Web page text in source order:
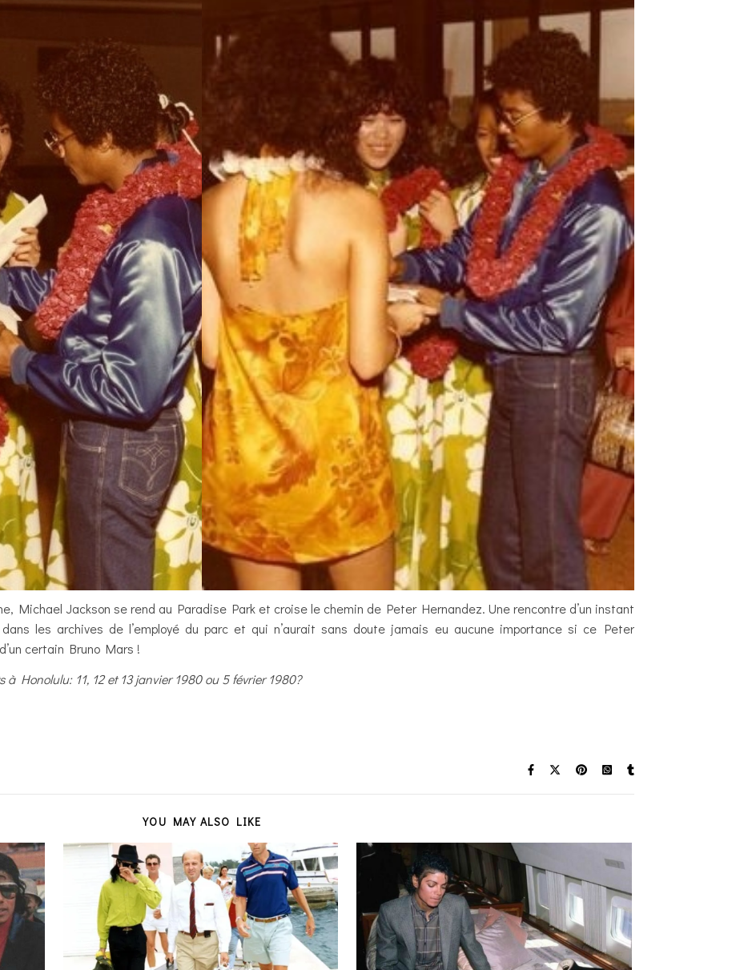
Michael Jackson se rend au Paradise Park et croise le chemin de Peter Hernandez. Une rencontre d’un instant
les archives de l’employé du parc et qui n’aurait sans doute jamais eu aucune importance si ce Peter
certain Bruno Mars !
Honolulu: 11, 12 et 13 janvier 1980 ou 5 février 1980?
YOU MAY ALSO LIKE